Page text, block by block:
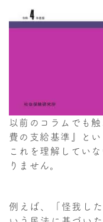
以前のコラムでも
費の支給基準』と
これを理解してい
りません。
例えば、「怪我し